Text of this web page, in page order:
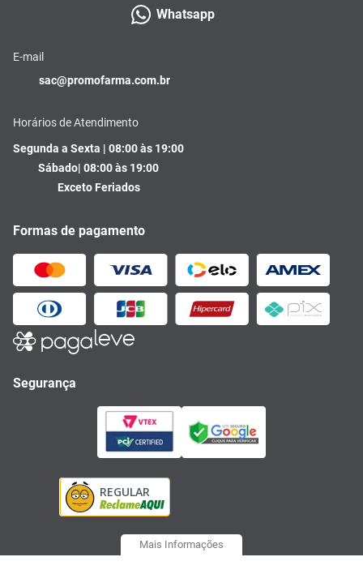
Whatsapp
E-mail
sac@promofarma.com.br
Horários de Atendimento
Segunda a Sexta | 08:00 às 19:00
Sábado| 08:00 às 19:00
Exceto Feriados
Formas de pagamento
Segurança
Mais Informações